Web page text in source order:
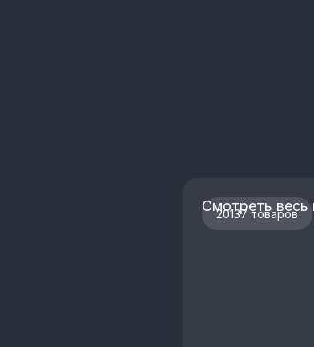
20137 товаров
Смотреть весь